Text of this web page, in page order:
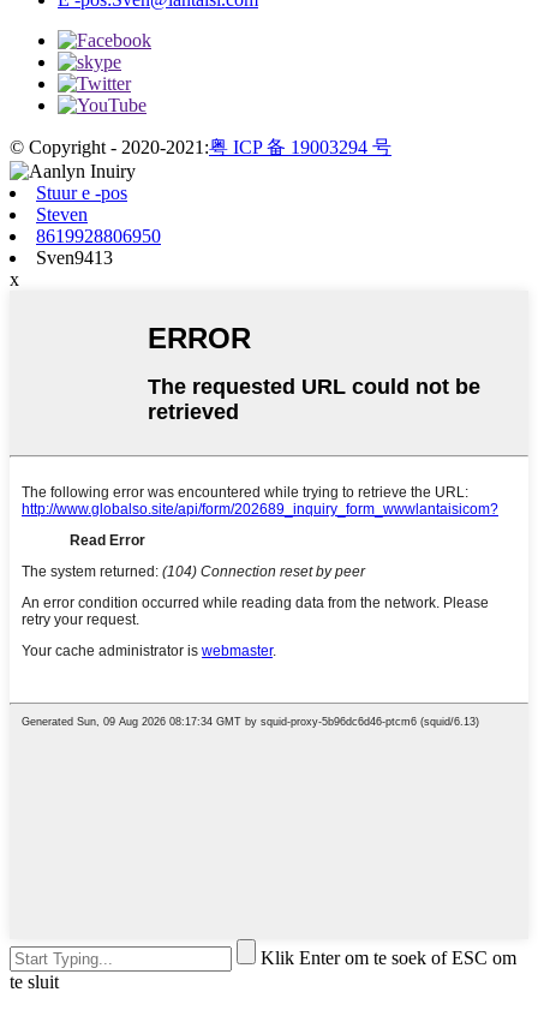
© Copyright - 2020-2021:粤 ICP 备 19003294 号
Stuur e -pos
Steven
8619928806950
Sven9413
x
Klik Enter om te soek of ESC om
te sluit